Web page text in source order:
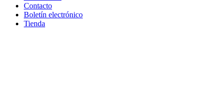
Contacto
Boletín electrónico
Tienda